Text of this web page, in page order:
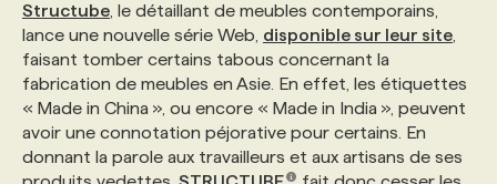
INITIATIVES NUMÉRIQUES
PRIX ET DISTINCTIONS
TENDANCES
MARKETING DURABLE
GEO/SEO
ÉVÉNEMENTIEL
ANNONCEZ AVEC NOUS
PROFIL ENTREPRISE
FAQ
ANNONCEZ AVEC NOUS
PROFIL CANDIDAT
ANNONCEZ AVEC NOUS
NOS PARCOURS DE FORMATIONS
FORMATIONS PERSONNALISÉES
NOS FORMATEUR‧RICES
SERVICE DE CHASSE DE TÊTE
NOS TARIFS
NOS EXPERTISES
Structube , le détaillant de meubles contemporains,
lance une nouvelle série Web, disponible sur leur site
faisant tomber certains tabous concernant la
fabrication de meubles en Asie. En effet, les étiquettes
« Made in China », ou encore « Made in India », peuvent
avoir une connotation péjorative pour certains. En
donnant la parole aux travailleurs et aux artisans de ses